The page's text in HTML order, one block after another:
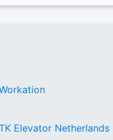
Elevator Netherlands